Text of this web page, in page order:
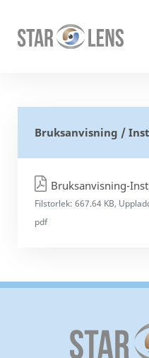
Bruksanvisning /
Bruksanvisning-
Filstorlek: 667.64 KB,
pdf